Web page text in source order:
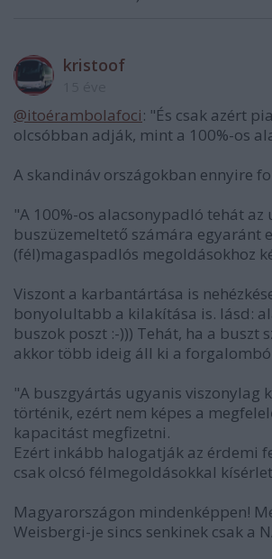
kristoof
@itoérambolafoci: "És csak azért
olcsóbban adják, mint a 100%-os
A skandináv országokban ennyire
"A 100%-os alacsonypadló tehát az
buszüzemeltető számára egyaránt
(fél)magaspadlós megoldásokhoz
Viszont a karbantártása is
bonyolultabb a kilakítása is. lásd:
buszok poszt :-))) Tehát, ha a buszt
akkor több ideig áll ki a
"A buszgyártás ugyanis viszonylag
történik, ezért nem képes a
kapacitást megfizetni.
Ezért inkább halogatják az érdemi
csak olcsó félmegoldásokkal
Magyarországon mindenképpen!
Weisbergi-je sincs senkinek csak a